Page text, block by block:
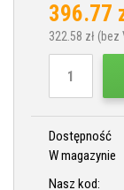
396.77
322.58 zł (bez
Dostępność
W magazynie
Nasz kod: